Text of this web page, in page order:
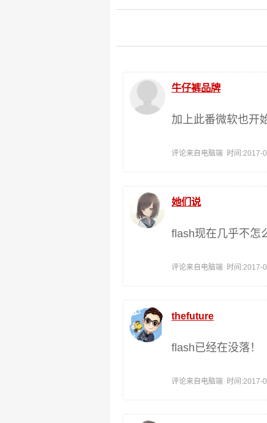
牛仔裤品牌
加上此番微软也开
评论来自电脑端 时间:2017-
她们说
flash现在几乎不怎
评论来自电脑端 时间:2017-
thefuture
flash已经在没落！
评论来自电脑端 时间:2017-